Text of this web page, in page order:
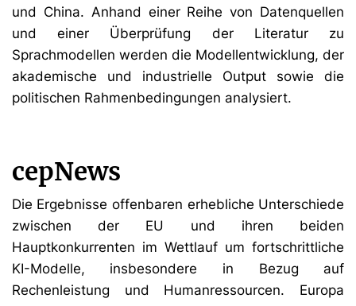
und China. Anhand einer Reihe von Datenquellen
und einer Überprüfung der Literatur zu
Sprachmodellen werden die Modellentwicklung, der
akademische und industrielle Output sowie die
politischen Rahmenbedingungen analysiert.
cepNews
Die Ergebnisse offenbaren erhebliche Unterschiede
zwischen der EU und ihren beiden
Hauptkonkurrenten im Wettlauf um fortschrittliche
KI-Modelle, insbesondere in Bezug auf
Rechenleistung und Humanressourcen. Europa